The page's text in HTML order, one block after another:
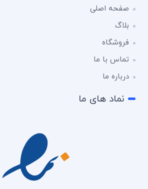
صفحه اصلی
بلاگ
فروشگاه
تماس با ما
درباره ما
نماد های ما